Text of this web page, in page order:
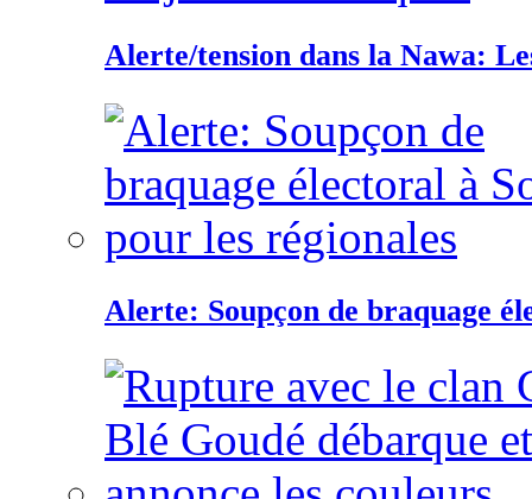
Alerte/tension dans la Nawa:
Alerte: Soupçon de braquage